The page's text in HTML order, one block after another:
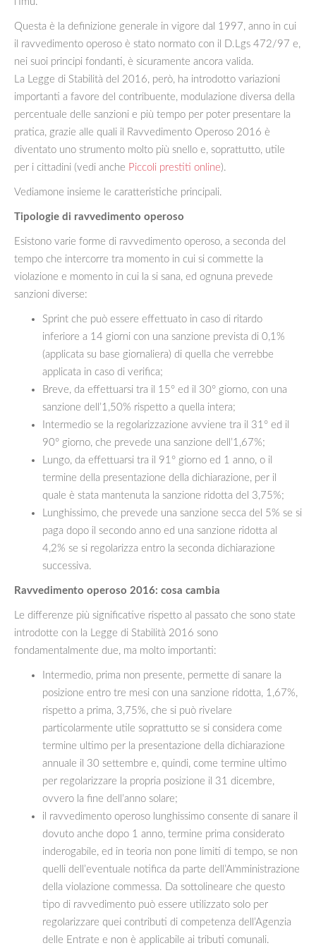
Questa è la definizione generale in vigore dal 1997, anno in cui
il ravvedimento operoso è stato normato con il D.Lgs 472/97 e,
nei suoi principi fondanti, è sicuramente ancora valida.
La Legge di Stabilità del 2016, però, ha introdotto variazioni
importanti a favore del contribuente, modulazione diversa della
percentuale delle sanzioni e più tempo per poter presentare la
pratica, grazie alle quali il Ravvedimento Operoso 2016 è
diventato uno strumento molto più snello e, soprattutto, utile
per i cittadini (vedi anche Piccoli prestiti online).
Vediamone insieme le caratteristiche principali.
Tipologie di ravvedimento operoso
Esistono varie forme di ravvedimento operoso, a seconda del
tempo che intercorre tra momento in cui si commette la
violazione e momento in cui la si sana, ed ognuna prevede
sanzioni diverse:
Sprint che può essere effettuato in caso di ritardo
inferiore a 14 giorni con una sanzione prevista di 0,1%
(applicata su base giornaliera) di quella che verrebbe
applicata in caso di verifica;
Breve, da effettuarsi tra il 15° ed il 30° giorno, con una
sanzione dell’1,50% rispetto a quella intera;
Intermedio se la regolarizzazione avviene tra il 31° ed il
90° giorno, che prevede una sanzione dell’1,67%;
Lungo, da effettuarsi tra il 91° giorno ed 1 anno, o il
termine della presentazione della dichiarazione, per il
quale è stata mantenuta la sanzione ridotta del 3,75%;
Lunghissimo, che prevede una sanzione secca del 5% se si
paga dopo il secondo anno ed una sanzione ridotta al
4,2% se si regolarizza entro la seconda dichiarazione
successiva.
Ravvedimento operoso 2016: cosa cambia
Le differenze più significative rispetto al passato che sono state
introdotte con la Legge di Stabilità 2016 sono
fondamentalmente due, ma molto importanti:
Intermedio, prima non presente, permette di sanare la
posizione entro tre mesi con una sanzione ridotta, 1,67%,
rispetto a prima, 3,75%, che si può rivelare
particolarmente utile soprattutto se si considera come
termine ultimo per la presentazione della dichiarazione
annuale il 30 settembre e, quindi, come termine ultimo
per regolarizzare la propria posizione il 31 dicembre,
ovvero la fine dell’anno solare;
il ravvedimento operoso lunghissimo consente di sanare il
dovuto anche dopo 1 anno, termine prima considerato
inderogabile, ed in teoria non pone limiti di tempo, se non
quelli dell’eventuale notifica da parte dell’Amministrazione
della violazione commessa. Da sottolineare che questo
tipo di ravvedimento può essere utilizzato solo per
regolarizzare quei contributi di competenza dell’Agenzia
delle Entrate e non è applicabile ai tributi comunali.